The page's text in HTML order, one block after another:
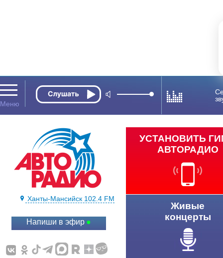
Ханты-Мансийск 102.4 FM
Напиши в эфир
УСТАНОВИТЬ
АВТОРАДИО
Живые
концерты